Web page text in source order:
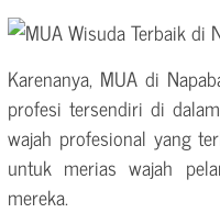
Karenanya, MUA di
profesi tersendiri di
wajah profesional yang
untuk merias wajah
mereka.